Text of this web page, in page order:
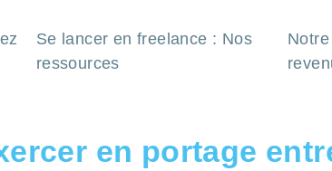
Se lancer en freelance : Nos
ressources
en portage